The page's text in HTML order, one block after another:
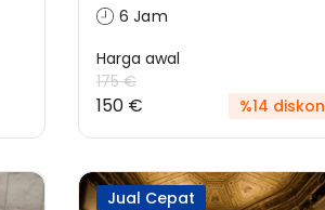
6 Jam
Harga awal
175 €
150 € %14 diskon
Jual Cepat